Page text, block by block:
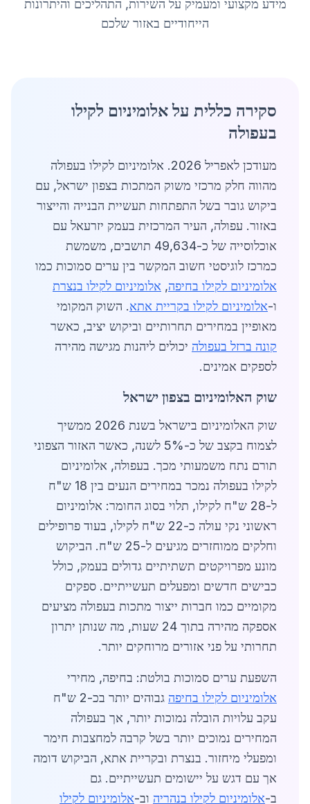
מידע מקצועי ומעמיק על השירות, התהליכים והיתרונות
הייחודיים באזור שלכם
סקירה כללית על אלומיניום לקילו
בעפולה
מעודכן לאפריל 2026. אלומיניום לקילו בעפולה
מהווה חלק מרכזי משוק המתכות בצפון ישראל, עם
ביקוש גובר בשל התפתחות תעשיית הבנייה והייצור
באזור. עפולה, העיר המרכזית בעמק יזרעאל עם
אוכלוסייה של כ-49,634 תושבים, משמשת
כמרכז לוגיסטי חשוב המקשר בין ערים סמוכות כמו
אלומיניום לקילו בחיפה, אלומיניום לקילו בנצרת
ו-אלומיניום לקילו בקריית אתא. השוק המקומי
מאופיין במחירים תחרותיים וביקוש יציב, כאשר
קונה ברזל בעפולה יכולים ליהנות מגישה מהירה
לספקים אמינים.
שוק האלומיניום בצפון ישראל
שוק האלומיניום בישראל בשנת 2026 ממשיך
לצמוח בקצב של כ-5% לשנה, כאשר האזור הצפוני
תורם נתח משמעותי מכך. בעפולה, אלומיניום
לקילו בעפולה נמכר במחירים הנעים בין 18 ש"ח
ל-28 ש"ח לקילו, תלוי בסוג החומר: אלומיניום
ראשוני נקי עולה כ-22 ש"ח לקילו, בעוד פרופילים
וחלקים ממוחזרים מגיעים ל-25 ש"ח. הביקוש
מונע מפרויקטים תשתיתיים גדולים בעמק, כולל
כבישים חדשים ומפעלים תעשייתיים. ספקים
מקומיים כמו חברות ייצור מתכות בעפולה מציעים
אספקה מהירה בתוך 24 שעות, מה שנותן יתרון
תחרותי על פני אזורים מרוחקים יותר.
השפעת ערים סמוכות בולטת: בחיפה, מחירי
אלומיניום לקילו בחיפה
גבוהים יותר בכ-2 ש"ח
עקב עלויות הובלה נמוכות יותר, אך בעפולה
המחירים נמוכים יותר בשל קרבה למחצבות חימר
ומפעלי מיחזור. בנצרת ובקריית אתא, הביקוש דומה
אך עם דגש על יישומים תעשייתיים. גם
ב-אלומיניום לקילו בנהריה וב-אלומיניום לקילו